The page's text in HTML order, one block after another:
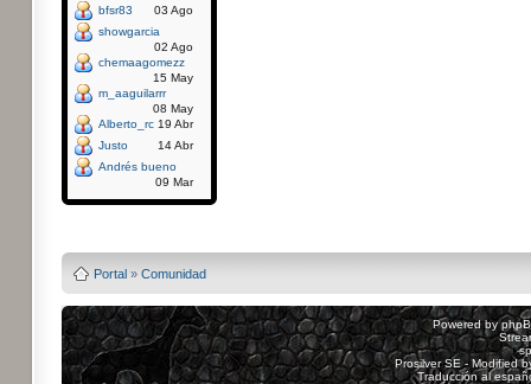
bfsr83
03 Ago
showgarcia
02 Ago
chemaagomezz
15 May
m_aaguilarrr
08 May
Alberto_rc 19 Abr
Justo
14 Abr
Andrés bueno
09 Mar
Portal» Comunidad
Powered by
Prosilver SE - Modified
Traducción al